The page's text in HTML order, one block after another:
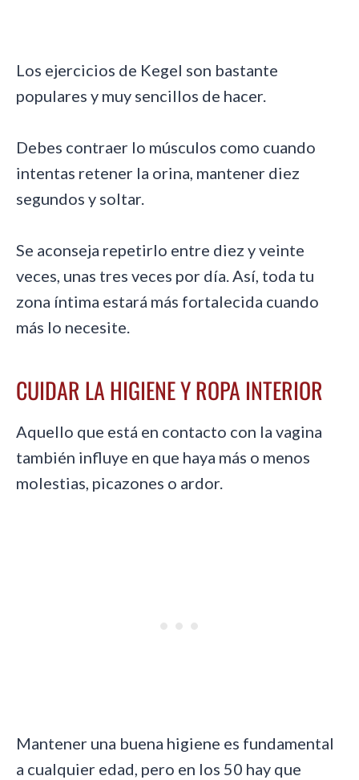
Los ejercicios de Kegel son bastante
populares y muy sencillos de hacer.
Debes contraer lo músculos como cuando
intentas retener la orina, mantener diez
segundos y soltar.
Se aconseja repetirlo entre diez y veinte
veces, unas tres veces por día. Así, toda tu
zona íntima estará más fortalecida cuando
más lo necesite.
CUIDAR LA HIGIENE Y ROPA INTERIOR
Aquello que está en contacto con la vagina
también influye en que haya más o menos
molestias, picazones o ardor.
Mantener una buena higiene es fundamental
a cualquier edad, pero en los 50 hay que